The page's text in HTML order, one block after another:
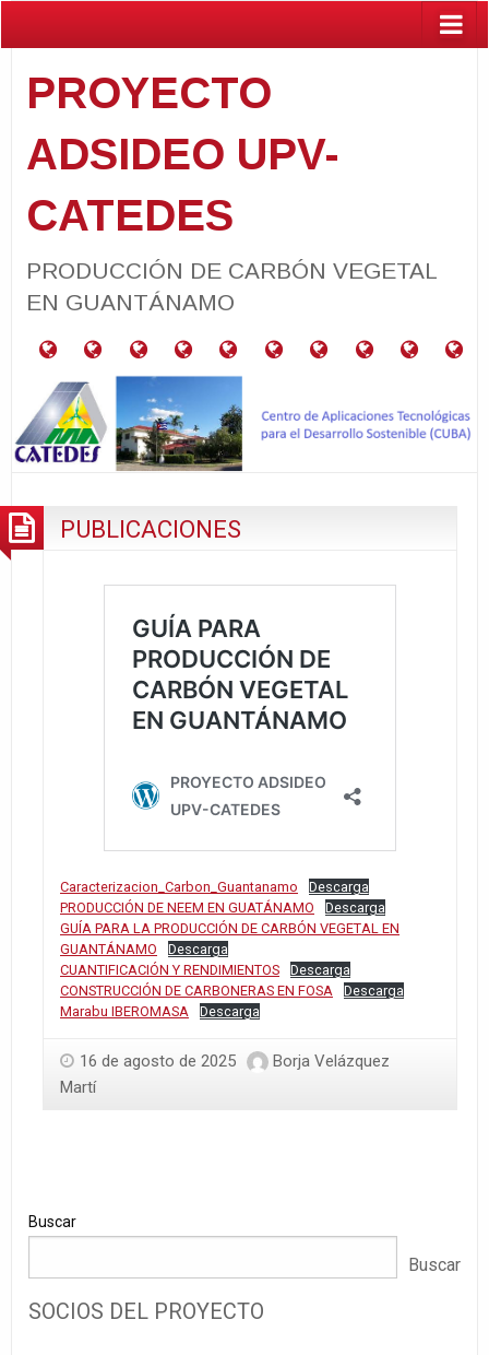
PROYECTO
ADSIDEO UPV-
CATEDES
PRODUCCIÓN DE CARBÓN VEGETAL
EN GUANTÁNAMO
¿Qué
el
Programa
ADSIDEO
RESUMEN
DEL
PROYECTO
RELACIÓN
CON
LOS
ODS
PROYECTOS
VINCULADOS
CARACTERIZACIÓN
DE
PARCELAS
NEEM
GUÍA
DE
ACTIVIDADES
PUBLICACIONES
Caracterizacion_Carbon_Guantanamo
Descarga
PRODUCCIÓN DE NEEM EN GUATÁNAMO
Descarga
GUÍA PARA LA PRODUCCIÓN DE CARBÓN VEGETAL EN
GUANTÁNAMO
Descarga
CUANTIFICACIÓN Y RENDIMIENTOS
Descarga
CONSTRUCCIÓN DE CARBONERAS EN FOSA
Descarga
Marabu IBEROMASA
Descarga
16 de agosto de 2025
Borja Velázquez
Martí
Buscar
Buscar
SOCIOS DEL PROYECTO